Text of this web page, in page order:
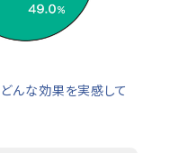
どんな効果を実感して